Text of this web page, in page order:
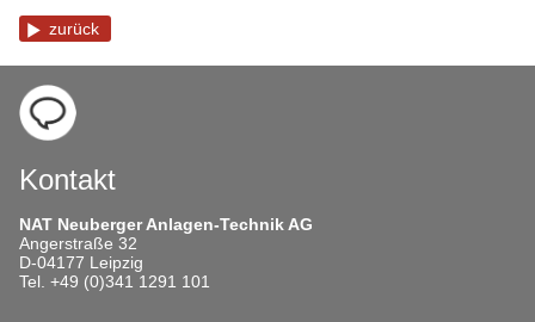
zurück
Kontakt
NAT Neuberger Anlagen-Technik AG
Angerstraße 32
D-04177 Leipzig
Tel. +49 (0)341 1291 101